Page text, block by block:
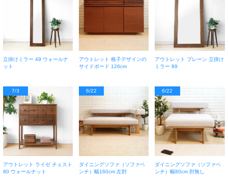
立掛けミラー 49 ウォールナ
ット
アウトレット 格子デザインの
サイドボード 126cm
アウトレット プレーン 立掛け
ミラー 89
7/3
アウトレット ライゼ チェスト
80 ウォールナット
6/22
ダイニングソファ（ソファベ
ンチ）幅160cm 左肘
6/22
ダイニングソファ（ソファベ
ンチ）幅80cm 肘無し